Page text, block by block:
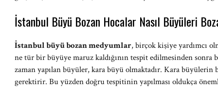
İstanbul Büyü Bozan Hocalar Nasıl Büyüleri
İstanbul büyü bozan medyumlar, birçok kişiye yardımcı
ne tür bir büyüye maruz kaldığının tespit edilmesinden
zaman yapılan büyüler, kara büyü olmaktadır. Kara büyülerin
gerektirir. Bu yüzden doğru tespitinin yapılması oldukça